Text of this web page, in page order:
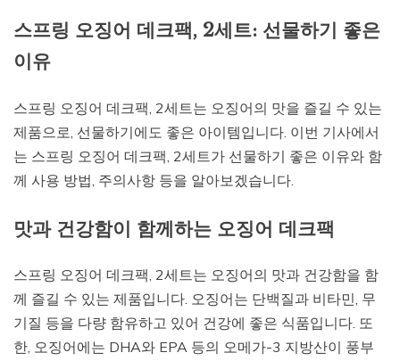
스프링 오징어 데크팩, 2세트: 선물하기 좋은
이유
스프링 오징어 데크팩, 2세트는 오징어의 맛을 즐길 수 있는
제품으로, 선물하기에도 좋은 아이템입니다. 이번 기사에서
는 스프링 오징어 데크팩, 2세트가 선물하기 좋은 이유와 함
께 사용 방법, 주의사항 등을 알아보겠습니다.
맛과 건강함이 함께하는 오징어 데크팩
스프링 오징어 데크팩, 2세트는 오징어의 맛과 건강함을 함
께 즐길 수 있는 제품입니다. 오징어는 단백질과 비타민, 무
기질 등을 다량 함유하고 있어 건강에 좋은 식품입니다. 또
한, 오징어에는 DHA와 EPA 등의 오메가-3 지방산이 풍부